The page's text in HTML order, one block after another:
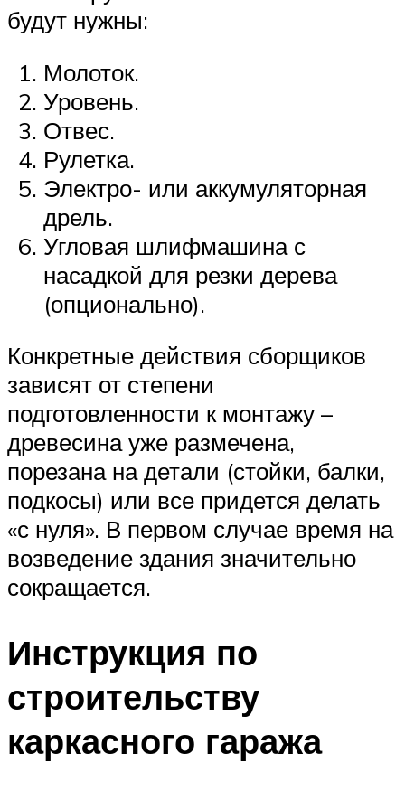
будут нужны:
Молоток.
Уровень.
Отвес.
Рулетка.
Электро- или аккумуляторная
дрель.
Угловая шлифмашина с
насадкой для резки дерева
(опционально).
Конкретные действия сборщиков
зависят от степени
подготовленности к монтажу –
древесина уже размечена,
порезана на детали (стойки, балки,
подкосы) или все придется делать
«с нуля». В первом случае время на
возведение здания значительно
сокращается.
Инструкция по
строительству
каркасного гаража